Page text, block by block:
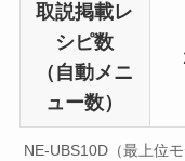
取説掲載レ
シピ数
（自動メニ
ュー数）
NE-UBS10D（最上位